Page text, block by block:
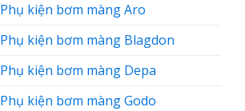
Phụ kiện bơm màng Aro
Phụ kiện bơm màng Blagdon
Phụ kiện bơm màng Depa
Phụ kiện bơm màng Godo